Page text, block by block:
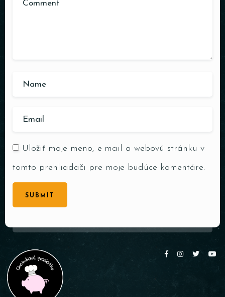
Uložiť moje meno, e-mail a webovú stránku v
tomto prehliadači pre moje budúce komentáre.
SUBMIT